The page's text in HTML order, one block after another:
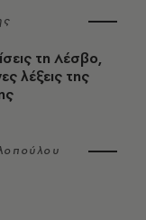
τη Λέσβο,
λέξεις της